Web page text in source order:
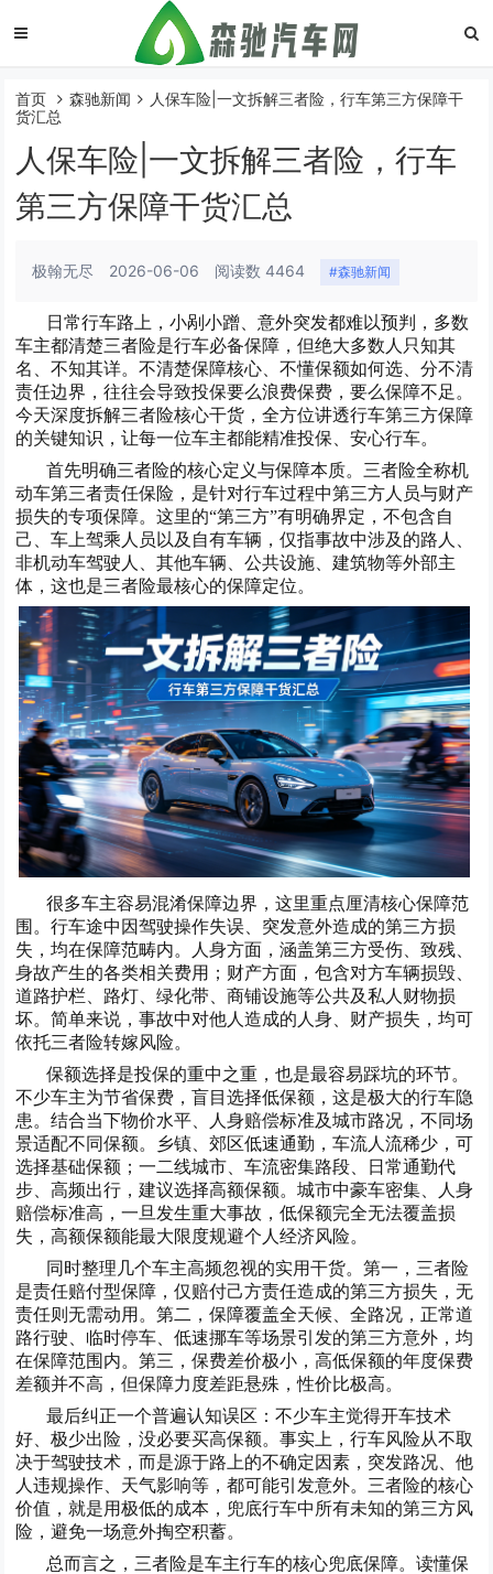
首页 森驰新闻
人保车险|一文拆解三者险，行车第三方保障干
货汇总
人保车险|一文拆解三者险，行车
第三方保障干货汇总
极翰无尽 2026-06-06 阅读数 4464 #森驰新闻
日常行车路上，小剐小蹭、意外突发都难以预判，多数
车主都清楚三者险是行车必备保障，但绝大多数人只知其
名、不知其详。不清楚保障核心、不懂保额如何选、分不清
责任边界，往往会导致投保要么浪费保费，要么保障不足。
今天深度拆解三者险核心干货，全方位讲透行车第三方保障
的关键知识，让每一位车主都能精准投保、安心行车。
首先明确三者险的核心定义与保障本质。三者险全称机
动车第三者责任保险，是针对行车过程中第三方人员与财产
损失的专项保障。这里的“第三方”有明确界定，不包含自
己、车上驾乘人员以及自有车辆，仅指事故中涉及的路人、
非机动车驾驶人、其他车辆、公共设施、建筑物等外部主
体，这也是三者险最核心的保障定位。
很多车主容易混淆保障边界，这里重点厘清核心保障范
围。行车途中因驾驶操作失误、突发意外造成的第三方损
失，均在保障范畴内。人身方面，涵盖第三方受伤、致残、
身故产生的各类相关费用；财产方面，包含对方车辆损毁、
道路护栏、路灯、绿化带、商铺设施等公共及私人财物损
坏。简单来说，事故中对他人造成的人身、财产损失，均可
依托三者险转嫁风险。
保额选择是投保的重中之重，也是最容易踩坑的环节。
不少车主为节省保费，盲目选择低保额，这是极大的行车隐
患。结合当下物价水平、人身赔偿标准及城市路况，不同场
景适配不同保额。乡镇、郊区低速通勤，车流人流稀少，可
选择基础保额；一二线城市、车流密集路段、日常通勤代
步、高频出行，建议选择高额保额。城市中豪车密集、人身
赔偿标准高，一旦发生重大事故，低保额完全无法覆盖损
失，高额保额能最大限度规避个人经济风险。
同时整理几个车主高频忽视的实用干货。第一，三者险
是责任赔付型保障，仅赔付己方责任造成的第三方损失，无
责任则无需动用。第二，保障覆盖全天候、全路况，正常道
路行驶、临时停车、低速挪车等场景引发的第三方意外，均
在保障范围内。第三，保费差价极小，高低保额的年度保费
差额并不高，但保障力度差距悬殊，性价比极高。
最后纠正一个普遍认知误区：不少车主觉得开车技术
好、极少出险，没必要买高保额。事实上，行车风险从不取
决于驾驶技术，而是源于路上的不确定因素，突发路况、他
人违规操作、天气影响等，都可能引发意外。三者险的核心
价值，就是用极低的成本，兜底行车中所有未知的第三方风
险，避免一场意外掏空积蓄。
总而言之，三者险是车主行车的核心兜底保障。读懂保